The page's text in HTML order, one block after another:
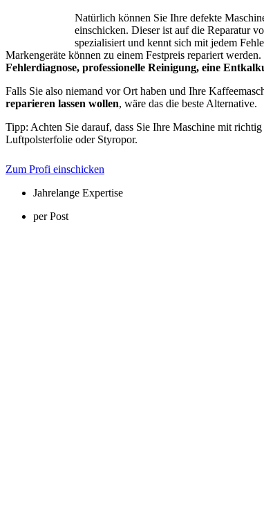
Natürlich können Sie Ihre defekte
einschicken. Dieser ist auf die Reparatur
spezialisiert und kennt sich mit jedem
Markengeräte können zu einem Festpreis repariert
Fehlerdiagnose, professionelle Reinigung, eine
Falls Sie also niemand vor Ort haben und Ihre
reparieren lassen wollen, wäre das die beste Alternative.
Tipp: Achten Sie darauf, dass Sie Ihre Maschine mit
Luftpolsterfolie oder Styropor.
Zum Profi einschicken
Jahrelange Expertise
per Post